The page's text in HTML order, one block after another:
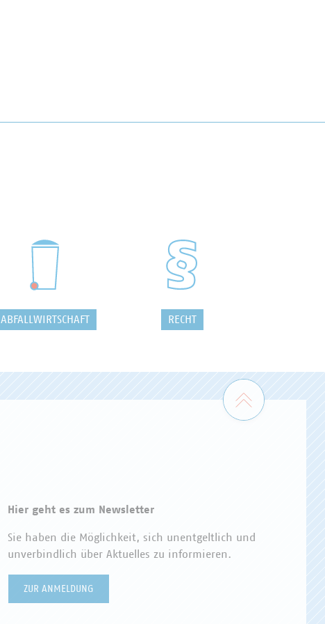
ABFALLWIRTSCHAFT RECHT
Zum
Hier geht es zum Newsletter
Sie haben die Möglichkeit, sich unentgeltlich und
unverbindlich über Aktuelles zu informieren.
ZUR ANMELDUNG